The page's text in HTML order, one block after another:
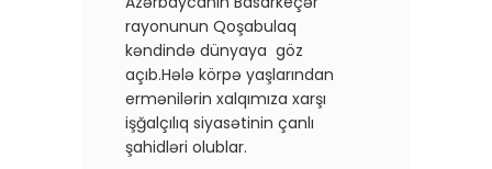
rayonunun Qoşabulaq
kəndində dünyaya göz
açıb.Hələ körpə yaşlarından
ermənilərin xalqımıza xarşı
işğalçılıq siyasətinin çanlı
şahidləri olublar.